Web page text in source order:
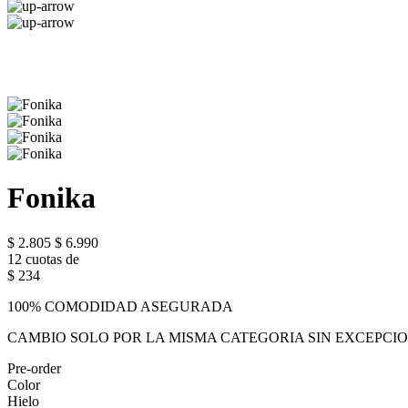
Fonika
$ 2.805 $ 6.990
12 cuotas de
$ 234
100% COMODIDAD ASEGURADA
CAMBIO SOLO POR LA MISMA CATEGORIA SIN
Pre-order
Color
Hielo